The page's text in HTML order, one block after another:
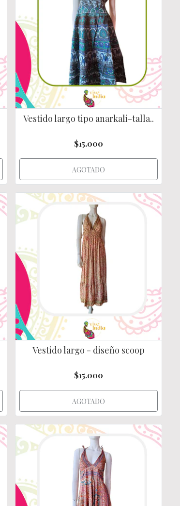
Vestido largo tipo anarkali-talla..
$15.000
AGOTADO
Vestido largo - diseño scoop
$15.000
AGOTADO